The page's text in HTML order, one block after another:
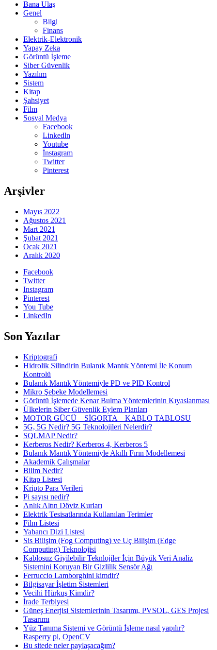
Bana Ulaş
Genel
Bilgi
Finans
Elektrik-Elektronik
Yapay Zeka
Görüntü İşleme
Siber Güvenlik
Yazılım
Sistem
Kitap
Şahsiyet
Film
Sosyal Medya
Facebook
Linkedln
Youtube
İnstagram
Twitter
Pinterest
Arşivler
Mayıs 2022
Ağustos 2021
Mart 2021
Şubat 2021
Ocak 2021
Aralık 2020
Facebook
Twitter
Instagram
Pinterest
You Tube
LinkedIn
Son Yazılar
Kriptografi
Hidrolik Silindirin Bulanık Mantık Yöntemi İle Konum
Kontrolü
Bulanık Mantık Yöntemiyle PD ve PID Kontrol
Mikro Şebeke Modellemesi
Görüntü İşlemede Kenar Bulma Yöntemlerinin Kıyaslanması
Ülkelerin Siber Güvenlik Eylem Planları
MOTOR GÜCÜ – SİGORTA – KABLO TABLOSU
5G, 5G Nedir? 5G Teknolojileri Nelerdir?
SQLMAP Nedir?
Kerberos Nedir? Kerberos 4, Kerberos 5
Bulanık Mantık Yöntemiyle Akıllı Fırın Modellemesi
Akademik Çalışmalar
Bilim Nedir?
Kitap Listesi
Kripto Para Verileri
Pi sayısı nedir?
Anlık Altın Döviz Kurları
Elektrik Tesisatlarında Kullanılan Terimler
Film Listesi
Yabancı Dizi Listesi
Sis Bilişim (Fog Computing) ve Uç Bilişim (Edge
Computing) Teknolojisi
Kablosuz Giyilebilir Teknlojiler İçin Büyük Veri Analiz
Sistemini Koruyan Bir Gizlilik Sensör Ağı
Ferruccio Lamborghini kimdir?
Bilgisayar İşletim Sistemleri
Vecihi Hürkuş Kimdir?
İrade Terbiyesi
Güneş Enerjisi Sistemlerinin Tasarımı, PVSOL, GES Projesi
Tasarımı
Yüz Tanıma Sistemi ve Görüntü İşleme nasıl yapılır?
Rasperry pi, OpenCV
Bu sitede neler paylaşacağım?